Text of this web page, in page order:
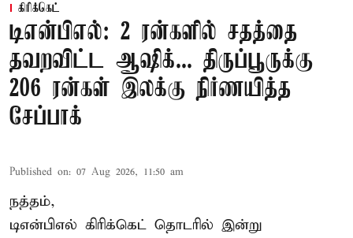
கிரிக்கெட்
டிஎன்பிஎல்: 2 ரன்களில் சதத்தை
தவறவிட்ட ஆஷிக்... திருப்பூருக்கு
206 ரன்கள் இலக்கு நிர்ணயித்த
சேப்பாக்
Published on: 07 Aug 2026, 11:50 am
நத்தம்,
டிஎன்பிஎல் கிரிக்கெட் தொடரில் இன்று